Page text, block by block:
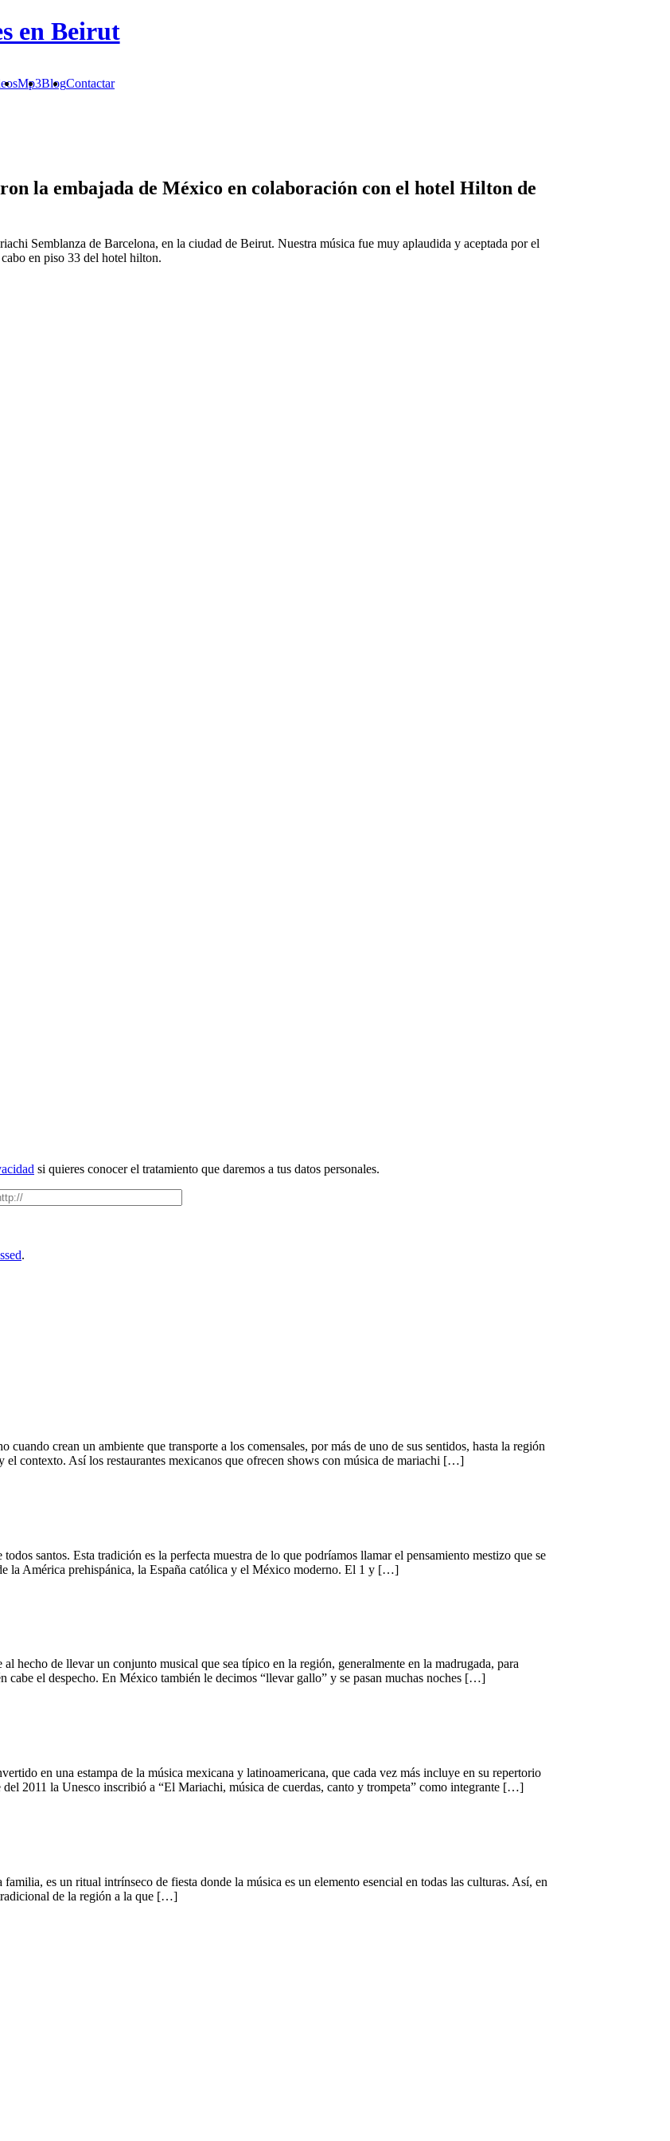
en Beirut
Mp3BlogContactar
la embajada de México en colaboración con el hotel Hilton de
Semblanza de Barcelona, en la ciudad de Beirut. Nuestra música fue muy aplaudida y aceptada por el
en piso 33 del hotel hilton.
si quieres conocer el tratamiento que daremos a tus datos personales.
.
crean un ambiente que transporte a los comensales, por más de uno de sus sentidos, hasta la región
el contexto. Así los restaurantes mexicanos que ofrecen shows con música de mariachi […]
santos. Esta tradición es la perfecta muestra de lo que podríamos llamar el pensamiento mestizo que se
la América prehispánica, la España católica y el México moderno. El 1 y […]
hecho de llevar un conjunto musical que sea típico en la región, generalmente en la madrugada, para
cabe el despecho. En México también le decimos “llevar gallo” y se pasan muchas noches […]
en una estampa de la música mexicana y latinoamericana, que cada vez más incluye en su repertorio
2011 la Unesco inscribió a “El Mariachi, música de cuerdas, canto y trompeta” como integrante […]
es un ritual intrínseco de fiesta donde la música es un elemento esencial en todas las culturas. Así, en
de la región a la que […]